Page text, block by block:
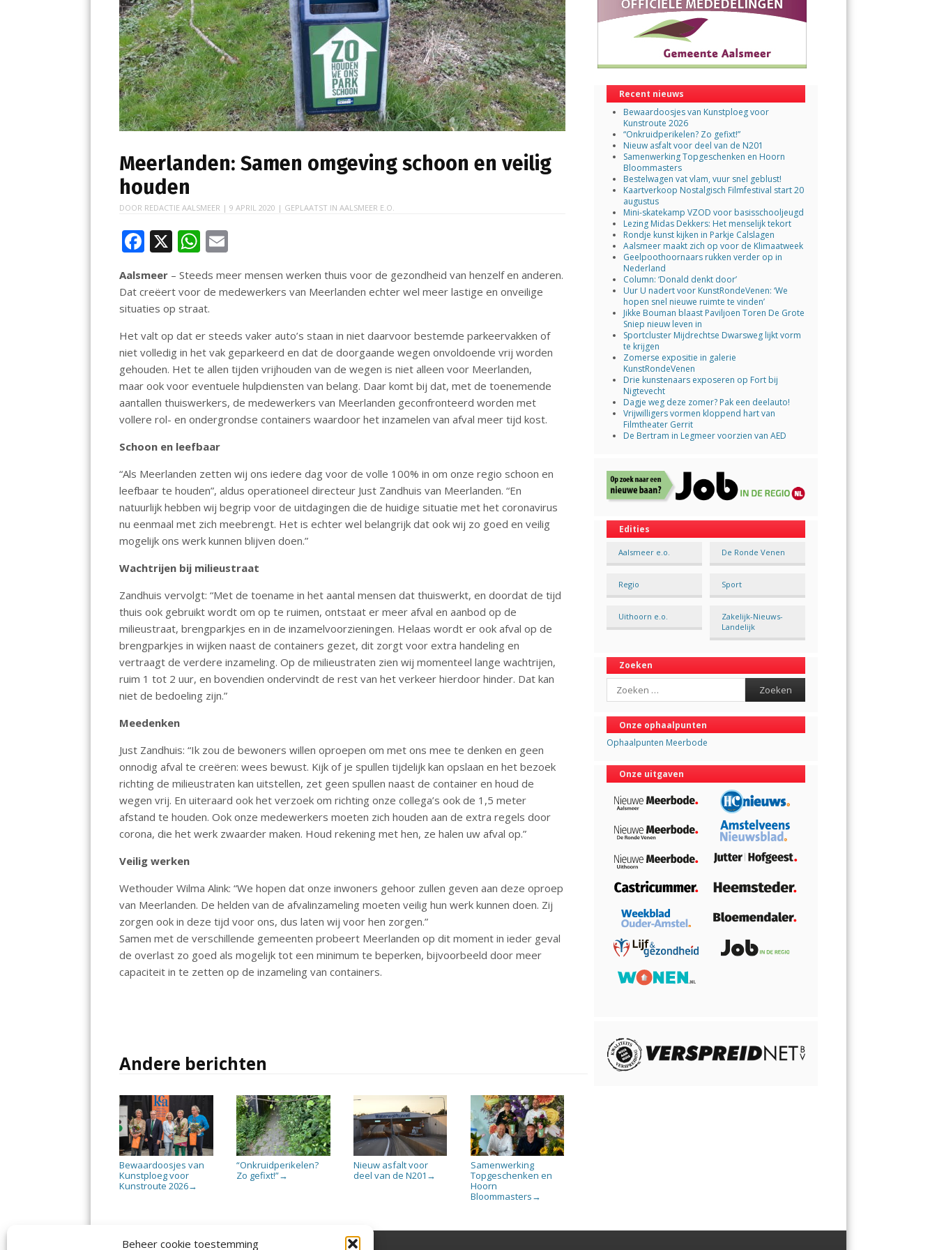
Beheer cookie toestemming
Meerlanden: Samen omgeving schoon en veilig
houden
DOOR REDACTIE AALSMEER |9 APRIL 2020 | GEPLAATST INAALSMEER E.O.
F
ac
e
b
o
o
k
X W
h
at
s
A
p
p
ai
Aalsmeer – Steeds meer mensen werken thuis voor de gezondheid van henzelf en anderen.
Dat creëert voor de medewerkers van Meerlanden echter wel meer lastige en onveilige
situaties op straat.
Het valt op dat er steeds vaker auto’s staan in niet daarvoor bestemde parkeervakken of
niet volledig in het vak geparkeerd en dat de doorgaande wegen onvoldoende vrij worden
gehouden. Het te allen tijden vrijhouden van de wegen is niet alleen voor Meerlanden,
maar ook voor eventuele hulpdiensten van belang. Daar komt bij dat, met de toenemende
aantallen thuiswerkers, de medewerkers van Meerlanden geconfronteerd worden met
vollere rol- en ondergrondse containers waardoor het inzamelen van afval meer tijd kost.
Schoon en leefbaar
“Als Meerlanden zetten wij ons iedere dag voor de volle 100% in om onze regio schoon en
leefbaar te houden”, aldus operationeel directeur Just Zandhuis van Meerlanden. “En
natuurlijk hebben wij begrip voor de uitdagingen die de huidige situatie met het coronavirus
nu eenmaal met zich meebrengt. Het is echter wel belangrijk dat ook wij zo goed en veilig
mogelijk ons werk kunnen blijven doen.”
Wachtrijen bij milieustraat
Zandhuis vervolgt: “Met de toename in het aantal mensen dat thuiswerkt, en doordat de tijd
thuis ook gebruikt wordt om op te ruimen, ontstaat er meer afval en aanbod op de
milieustraat, brengparkjes en in de inzamelvoorzieningen. Helaas wordt er ook afval op de
brengparkjes in wijken naast de containers gezet, dit zorgt voor extra handeling en
vertraagt de verdere inzameling. Op de milieustraten zien wij momenteel lange wachtrijen,
ruim 1 tot 2 uur, en bovendien ondervindt de rest van het verkeer hierdoor hinder. Dat kan
niet de bedoeling zijn.”
Meedenken
Just Zandhuis: “Ik zou de bewoners willen oproepen om met ons mee te denken en geen
onnodig afval te creëren: wees bewust. Kijk of je spullen tijdelijk kan opslaan en het bezoek
richting de milieustraten kan uitstellen, zet geen spullen naast de container en houd de
wegen vrij. En uiteraard ook het verzoek om richting onze collega’s ook de 1,5 meter
afstand te houden. Ook onze medewerkers moeten zich houden aan de extra regels door
corona, die het werk zwaarder maken. Houd rekening met hen, ze halen uw afval op.”
Veilig werken
Wethouder Wilma Alink: “We hopen dat onze inwoners gehoor zullen geven aan deze oproep
van Meerlanden. De helden van de afvalinzameling moeten veilig hun werk kunnen doen. Zij
zorgen ook in deze tijd voor ons, dus laten wij voor hen zorgen.”
Samen met de verschillende gemeenten probeert Meerlanden op dit moment in ieder geval
de overlast zo goed als mogelijk tot een minimum te beperken, bijvoorbeeld door meer
capaciteit in te zetten op de inzameling van containers.
Andere berichten
Bewaardoosjes van
Kunstploeg voor
Kunstroute 2026→
“Onkruidperikelen?
Zo gefixt!”→
Nieuw asfalt voor
deel van de N201 →
Samenwerking
Topgeschenken en
Hoorn
Bloommasters →
Recent nieuws
Bewaardoosjes van Kunstploeg voor
Kunstroute 2026
“Onkruidperikelen? Zo gefixt!”
Nieuw asfalt voor deel van de N201
Samenwerking Topgeschenken en Hoorn
Bloommasters
Bestelwagen vat vlam, vuur snel geblust!
Kaartverkoop Nostalgisch Filmfestival start 20
augustus
Mini-skatekamp VZOD voor basisschooljeugd
Lezing Midas Dekkers: Het menselijk tekort
Rondje kunst kijken in Parkje Calslagen
Aalsmeer maakt zich op voor de Klimaatweek
Geelpoothoornaars rukken verder op in
Nederland
Column: ‘Donald denkt door’
Uur U nadert voor KunstRondeVenen: ‘We
hopen snel nieuwe ruimte te vinden’
Jikke Bouman blaast Paviljoen Toren De Grote
Sniep nieuw leven in
Sportcluster Mijdrechtse Dwarsweg lijkt vorm
te krijgen
Zomerse expositie in galerie
KunstRondeVenen
Drie kunstenaars exposeren op Fort bij
Nigtevecht
Dagje weg deze zomer? Pak een deelauto!
Vrijwilligers vormen kloppend hart van
Filmtheater Gerrit
De Bertram in Legmeer voorzien van AED
Edities
Aalsmeer e.o. De Ronde Venen
Regio Sport
Uithoorn e.o.
Zakelijk-Nieuws-
Landelijk
Zoeken
Search
Onze ophaalpunten
Ophaalpunten Meerbode
Onze uitgaven